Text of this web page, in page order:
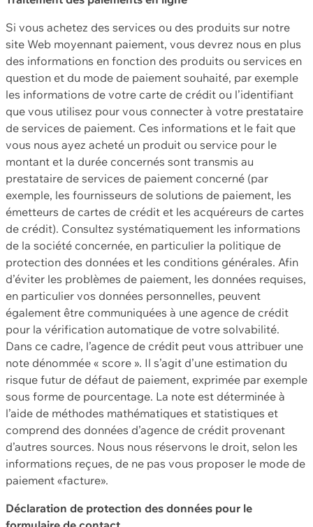
Si vous achetez des services ou des produits sur notre
site Web moyennant paiement, vous devrez nous en plus
des informations en fonction des produits ou services en
question et du mode de paiement souhaité, par exemple
les informations de votre carte de crédit ou l’identifiant
que vous utilisez pour vous connecter à votre prestataire
de services de paiement. Ces informations et le fait que
vous nous ayez acheté un produit ou service pour le
montant et la durée concernés sont transmis au
prestataire de services de paiement concerné (par
exemple, les fournisseurs de solutions de paiement, les
émetteurs de cartes de crédit et les acquéreurs de cartes
de crédit). Consultez systématiquement les informations
de la société concernée, en particulier la politique de
protection des données et les conditions générales. Afin
d’éviter les problèmes de paiement, les données requises,
en particulier vos données personnelles, peuvent
également être communiquées à une agence de crédit
pour la vérification automatique de votre solvabilité.
Dans ce cadre, l’agence de crédit peut vous attribuer une
note dénommée « score ». Il s’agit d’une estimation du
risque futur de défaut de paiement, exprimée par exemple
sous forme de pourcentage. La note est déterminée à
l’aide de méthodes mathématiques et statistiques et
comprend des données d’agence de crédit provenant
d’autres sources. Nous nous réservons le droit, selon les
informations reçues, de ne pas vous proposer le mode de
paiement «facture».
Déclaration de protection des données pour le